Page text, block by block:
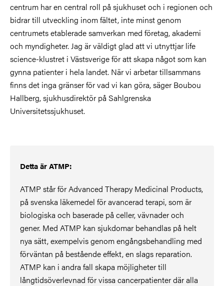
centrum har en central roll på sjukhuset och i regionen och
bidrar till utveckling inom fältet, inte minst genom
centrumets etablerade samverkan med företag, akademi
och myndigheter. Jag är väldigt glad att vi utnyttjar life
science-klustret i Västsverige för att skapa något som kan
gynna patienter i hela landet. När vi arbetar tillsammans
finns det inga gränser för vad vi kan göra, säger Boubou
Hallberg, sjukhusdirektör på Sahlgrenska
Universitetssjukhuset.
Detta är ATMP:
ATMP står för Advanced Therapy Medicinal Products,
på svenska läkemedel för avancerad terapi, som är
biologiska och baserade på celler, vävnader och
gener. Med ATMP kan sjukdomar behandlas på helt
nya sätt, exempelvis genom engångsbehandling med
förväntan på bestående effekt, en slags reparation.
ATMP kan i andra fall skapa möjligheter till
långtidsöverlevnad för vissa cancerpatienter där alla